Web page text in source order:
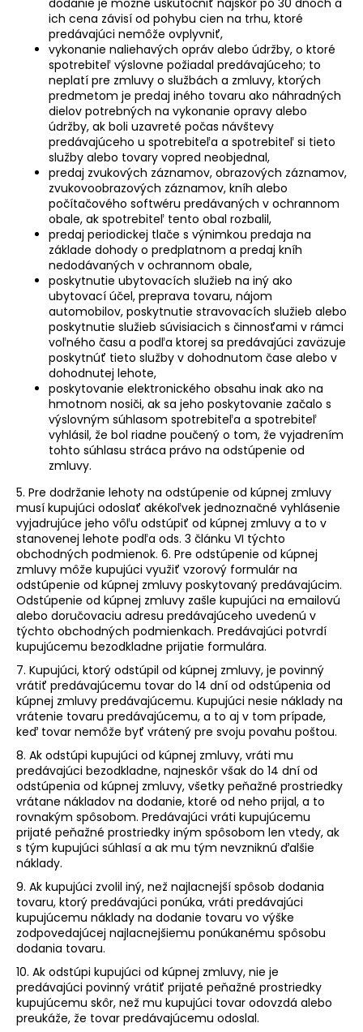
ich cena závisí od pohybu cien na trhu, ktoré
predávajúci nemôže ovplyvniť,
vykonanie naliehavých opráv alebo údržby, o ktoré
spotrebiteľ výslovne požiadal predávajúceho; to
neplatí pre zmluvy o službách a zmluvy, ktorých
predmetom je predaj iného tovaru ako náhradných
dielov potrebných na vykonanie opravy alebo
údržby, ak boli uzavreté počas návštevy
predávajúceho u spotrebiteľa a spotrebiteľ si tieto
služby alebo tovary vopred neobjednal,
predaj zvukových záznamov, obrazových záznamov,
zvukovoobrazových záznamov, kníh alebo
počítačového softwéru predávaných v ochrannom
obale, ak spotrebiteľ tento obal rozbalil,
predaj periodickej tlače s výnimkou predaja na
základe dohody o predplatnom a predaj kníh
nedodávaných v ochrannom obale,
poskytnutie ubytovacích služieb na iný ako
ubytovací účel, preprava tovaru, nájom
automobilov, poskytnutie stravovacích služieb alebo
poskytnutie služieb súvisiacich s činnosťami v rámci
voľného času a podľa ktorej sa predávajúci zaväzuje
poskytnúť tieto služby v dohodnutom čase alebo v
dohodnutej lehote,
poskytovanie elektronického obsahu inak ako na
hmotnom nosiči, ak sa jeho poskytovanie začalo s
výslovným súhlasom spotrebiteľa a spotrebiteľ
vyhlásil, že bol riadne poučený o tom, že vyjadrením
tohto súhlasu stráca právo na odstúpenie od
zmluvy.
5. Pre dodržanie lehoty na odstúpenie od kúpnej zmluvy
musí kupujúci odoslať akékoľvek jednoznačné vyhlásenie
vyjadrujúce jeho vôľu odstúpiť od kúpnej zmluvy a to v
stanovenej lehote podľa ods. 3 článku VI týchto
obchodných podmienok. 6. Pre odstúpenie od kúpnej
zmluvy môže kupujúci využiť vzorový formulár na
odstúpenie od kúpnej zmluvy poskytovaný predávajúcim.
Odstúpenie od kúpnej zmluvy zašle kupujúci na emailovú
alebo doručovaciu adresu predávajúceho uvedenú v
týchto obchodných podmienkach. Predávajúci potvrdí
kupujúcemu bezodkladne prijatie formulára.
7. Kupujúci, ktorý odstúpil od kúpnej zmluvy, je povinný
vrátiť predávajúcemu tovar do 14 dní od odstúpenia od
kúpnej zmluvy predávajúcemu. Kupujúci nesie náklady na
vrátenie tovaru predávajúcemu, a to aj v tom prípade,
keď tovar nemôže byť vrátený pre svoju povahu poštou.
8. Ak odstúpi kupujúci od kúpnej zmluvy, vráti mu
predávajúci bezodkladne, najneskôr však do 14 dní od
odstúpenia od kúpnej zmluvy, všetky peňažné prostriedky
vrátane nákladov na dodanie, ktoré od neho prijal, a to
rovnakým spôsobom. Predávajúci vráti kupujúcemu
prijaté peňažné prostriedky iným spôsobom len vtedy, ak
s tým kupujúci súhlasí a ak mu tým nevzniknú ďalšie
náklady.
9. Ak kupujúci zvolil iný, než najlacnejší spôsob dodania
tovaru, ktorý predávajúci ponúka, vráti predávajúci
kupujúcemu náklady na dodanie tovaru vo výške
zodpovedajúcej najlacnejšiemu ponúkanému spôsobu
dodania tovaru.
10. Ak odstúpi kupujúci od kúpnej zmluvy, nie je
predávajúci povinný vrátiť prijaté peňažné prostriedky
kupujúcemu skôr, než mu kupujúci tovar odovzdá alebo
preukáže, že tovar predávajúcemu odoslal.